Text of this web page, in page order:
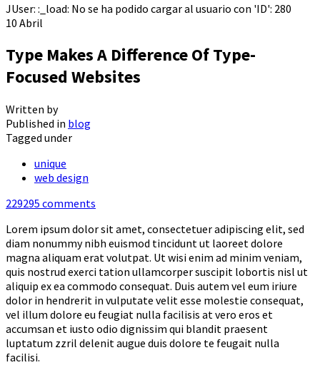
JUser: :_load: No se ha podido cargar al usuario con 'ID': 280
10 Abril
Type Makes A Difference Of Type-
Focused Websites
Written by
Published in blog
Tagged under
unique
web design
229295 comments
Lorem ipsum dolor sit amet, consectetuer adipiscing elit, sed
diam nonummy nibh euismod tincidunt ut laoreet dolore
magna aliquam erat volutpat. Ut wisi enim ad minim veniam,
quis nostrud exerci tation ullamcorper suscipit lobortis nisl ut
aliquip ex ea commodo consequat. Duis autem vel eum iriure
dolor in hendrerit in vulputate velit esse molestie consequat,
vel illum dolore eu feugiat nulla facilisis at vero eros et
accumsan et iusto odio dignissim qui blandit praesent
luptatum zzril delenit augue duis dolore te feugait nulla
facilisi.